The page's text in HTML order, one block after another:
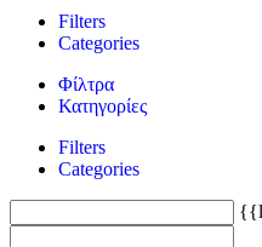
Filters
Categories
Φίλτρα
Κατηγορίες
Filters
Categories